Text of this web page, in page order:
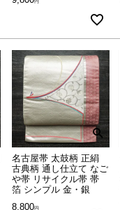
名古屋帯 太鼓柄 正絹
古典柄 通し仕立て なご
や帯 リサイクル帯 帯
箔 シンプル 金・銀
8,800